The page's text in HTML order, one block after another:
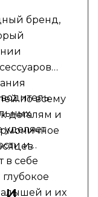
бренд,
по всему
деталям и
уделяет
и
в себе
и их
и